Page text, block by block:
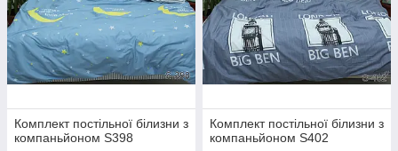
Комплект постільної білизни з
компаньйоном S398
Комплект постільної білизни з
компаньйоном S402